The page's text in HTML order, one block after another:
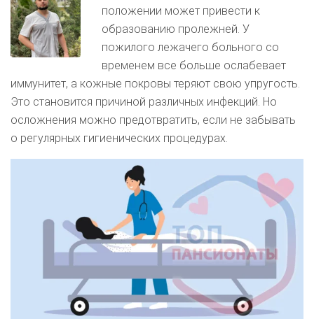
положении может привести к
образованию пролежней. У
пожилого лежачего больного со
временем все больше ослабевает
иммунитет, а кожные покровы теряют свою упругость.
Это становится причиной различных инфекций. Но
осложнения можно предотвратить, если не забывать
о регулярных гигиенических процедурах.